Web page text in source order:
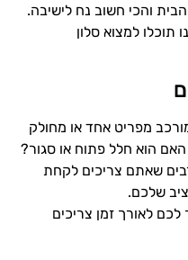
והכי חשוב נח לישיבה.
תוכלו למצוא סלון
מפריט אחד או מחולק
הוא חלל פתוח או סגור?
שאתם צריכים לקחת
שלכם.
לאורך זמן צריכים